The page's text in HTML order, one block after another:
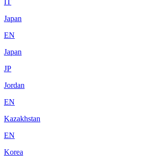
IT
Japan
EN
Japan
JP
Jordan
EN
Kazakhstan
EN
Korea